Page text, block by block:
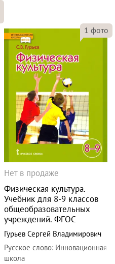
1 фото
Нет в продаже
Физическая культура.
Учебник для 8-9 классов
общеобразовательных
учреждений. ФГОС
Гурьев Сергей Владимирович
Русское слово: Инновационная
школа